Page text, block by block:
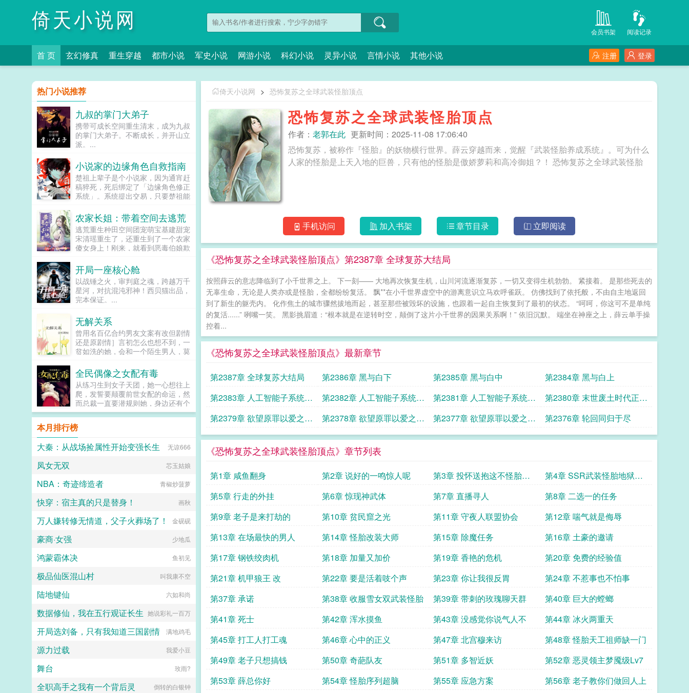
倚天小说网 阅读记录
会员书架
首 页 玄幻修真 重生穿越 都市小说 军史小说 网游小说 科幻小说 灵异小说 言情小说 其他小说 登录
注册
倚天小说网 > 恐怖复苏之全球武装怪胎顶点
恐怖复苏之全球武装怪胎顶点
作者： 老郭在此 更新时间：2025-11-08 17:06:40
恐怖复苏，被称作『怪胎』的妖物横行世界。薛云穿越而来，觉醒『武装怪胎养成系统』。可为什么
人家的怪胎是上天入地的巨兽，只有他的怪胎是傲娇萝莉和高冷御姐？！ 恐怖复苏之全球武装怪胎
手机访问 加入书架 章节目录 立即阅读
《恐怖复苏之全球武装怪胎顶点》第2387章 全球复苏大结局
按照薛云的意志降临到了小千世界之上。 下一刻—— 大地再次恢复生机，山川河流逐渐复苏，一切又变得生机勃勃。 紧接着。 是那些死去的
无辜生命，无论是人类亦或是怪胎，全都纷纷复活。 飘**在小千世界虚空中的游离意识立马欢呼雀跃。 仿佛找到了依托般，不由自主地返回
到了新生的躯壳内。 化作焦土的城市骤然拔地而起，甚至那些被毁坏的设施，也跟着一起自主恢复到了最初的状态。 “呵呵，你这可不是单纯
的复活......” 咧嘴一笑。 黑影挑眉道：“根本就是在逆转时空，颠倒了这片小千世界的因果关系啊！” 依旧沉默。 端坐在神座之上，薛云单手操
控着...
《恐怖复苏之全球武装怪胎顶点》最新章节
第2387章 全球复苏大结局 第2386章 黑与白下 第2385章 黑与白中
第2384章 黑与白上
第2383章 人工智能子系统绝
杀下
第2382章 人工智能子系统绝
杀中
第2381章 人工智能子系统绝
杀上
第2380章 末世废土时代正式
开启
第2379章 欲望原罪以爱之名
下
第2378章 欲望原罪以爱之名
中
第2377章 欲望原罪以爱之名
上
第2376章 轮回同归于尽
《恐怖复苏之全球武装怪胎顶点》章节列表
第1章 咸鱼翻身 第2章 说好的一鸣惊人呢
第3章 投怀送抱这不怪胎妹
子嘛
第4章 SSR武装怪胎地狱萝
莉
第5章 行走的外挂 第6章 惊现神武体 第7章 直播寻人
第8章 二选一的任务
第9章 老子是来打劫的
第10章 贫民窟之光 第11章 守夜人联盟协会
第12章 喘气就是侮辱
第13章 在场最快的男人
第14章 怪胎改装大师 第15章 除魔任务
第16章 土豪的邀请
第17章 钢铁绞肉机
第18章 加量又加价 第19章 香艳的危机
第20章 免费的经验值
第21章 机甲狼王 改
第22章 要是活着吱个声 第23章 你让我很反胃
第24章 不惹事也不怕事
第37章 承诺
第38章 收服雪女双武装怪胎 第39章 带刺的玫瑰聊天群
第40章 巨大的螳螂
第41章 死士
第42章 浑水摸鱼 第43章 没感觉你说气人不
第44章 冰火两重天
第45章 打工人打工魂
第46章 心中的正义 第47章 北宫穆来访
第48章 怪胎天工祖师缺一门
第49章 老子只想搞钱
第50章 奇葩队友 第51章 多智近妖
第52章 恶灵领主梦魇级Lv7
第53章 薛总你好
第54章 怪胎序列超脑 第55章 应急方案
第56章 老子教你们做回人上
热门小说推荐
九叔的掌门大弟子
携带可成长空间重生清末，成为九叔
的掌门大弟子。不断成长，并开山立
派。...
小说家的边缘角色自救指南
楚祖上辈子是个小说家，因为通宵赶
稿猝死，死后绑定了「边缘角色修正
系统」。系统提出交易，只要楚祖能
色，他就能重获新生。楚祖改人设是
吧？老擅长了！第一本读者A你可以
让反派降智，但你最好不要做梦觉得
读者也会降智，很难懂吗？还是读者
A靠靠靠！早说是大佬的局中局中局
声了！！第二本读者B狗塑适可而
止，就算你重复强调五百次他是可爱
狗狗，但我只看到了一只舔狗，还是
不会汪汪叫的那种。还是读者B起猛
里能领养，阿祖！我也要养阿祖！！
第三本读者C作者生活这么不如意，
一定要搞这么五毒俱全的角色？写不
出来东西找个班上吧。还是读者
CMD，祖神，我可真该死啊！第四
的一般，但我改得还行吧？系统你知
道什么叫边缘角色吗？人气大爆角色
算什么边缘角色啊！！！TIPS12100
存稿箱吐章节，偶尔抽空改错字2警
惕祖哥感情牌，他是个狠人3wb短不
拉揪，随机掉落祖哥CG4论坛都会标
注发言时间，精确到秒，有用5是想
简单尝试各种题材的产物，专栏预收
有各个题材，收收菜呗w...
农家长姐：带着空间去逃荒
逃荒重生种田空间团宠萌宝基建甜宠
宋清瑶重生了，还重生到了一个农家
傻女身上！刚来，就看到恶毒伯娘欺
了。刚解决了，就遇...
开局一座核心舱
以战锤之火，审判庭之魂，跨越万千
星河，对抗混沌邪神！西贝猫出品，
完本保证。...
无解关系
曾用名百亿合约男友文案有改但剧情
还是原剧情］言初怎么也想不到，一
贫如洗的她，会和一个陌生男人，莫
富交换。说白了就是他的钱进了她账
户，她的钱进了他账户还转！不！
回！去！好消息对方是陆洺执，陆氏
集团太子爷，多金，年轻，人还帅。
坏消息这人脾气差，控制欲强，还打
算趁机和她来场合约恋爱。...
全民偶像之女配有毒
从练习生到女子天团，她一心想往上
爬，发誓要颠覆前世女配的命运，然
而总裁一直要潜规则她，身边还有个
未来影视歌巨星在作妖！！！...
本月排行榜
大秦：从战场捡属性开始变强长生
无谅666
凤女无双 芯玉姑娘
NBA：奇迹缔造者 青椒炒菠萝
快穿：宿主真的只是替身！ 画秋
万人嫌转修无情道，父子火葬场了！ 金砚砚
豪商·女强 少地瓜
鸿蒙霸体决 鱼初见
极品仙医混山村 叫我康不空
陆地键仙 六如和尚
数据修仙，我在五行观证长生 她说彩礼一百万
开局选刘备，只有我知道三国剧情 满地鸡毛
源力过载 我爱小豆
舞台 玫雨?
全职高手之我有一个背后灵 倒转的白银钟